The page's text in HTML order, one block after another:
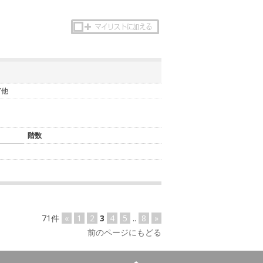
階数
71件 « 1 2 3 4 5 .. 8
»
前のページにもどる